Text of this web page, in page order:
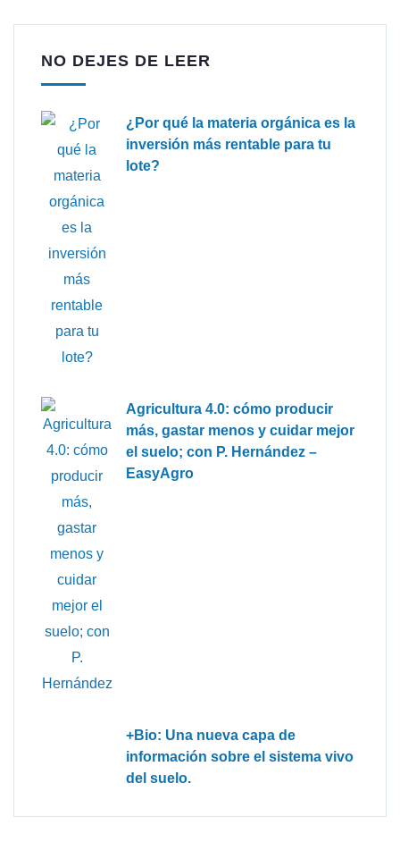
NO DEJES DE LEER
¿Por qué la materia orgánica es la
inversión más rentable para tu
lote?
Agricultura 4.0: cómo producir
más, gastar menos y cuidar mejor
el suelo; con P. Hernández –
EasyAgro
+Bio: Una nueva capa de
información sobre el sistema vivo
del suelo.